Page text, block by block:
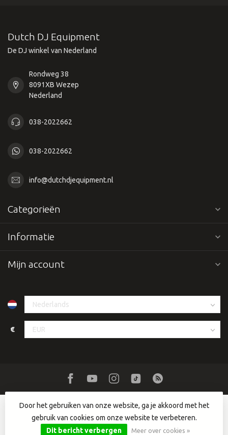
Dutch DJ Equipment
De DJ winkel van Nederland
Rondweg 38
8091XB Wezep
Nederland
038-2022662
038-2022662
info@dutchdjequipment.nl
Categorieën
Informatie
Mijn account
€
© Copyright 2026 Dutch DJ Equipment- Powered byLightspeed
Lightspeed designby Dyvelopment
Door het gebruiken van onze website, ga je akkoord met het
gebruik van cookies om onze website te verbeteren.
Dit bericht verbergen
Meer over cookies »